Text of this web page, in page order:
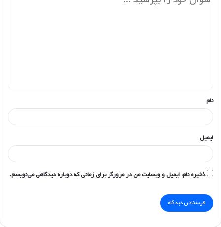
*
نام
ایمیل
ذخیره نام، ایمیل و وبسایت من در مرورگر برای زمانی که دوباره دیدگاهی می‌نویسم.